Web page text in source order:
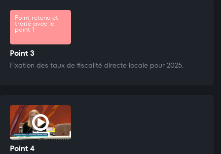
Point retenu et
traité avec le
point 1
Point 3
Fixation des taux de fiscalité directe locale pour 2025.
Point 4